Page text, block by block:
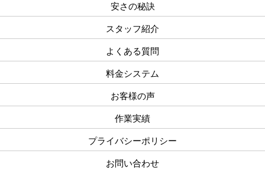
安さの秘訣
スタッフ紹介
よくある質問
料金システム
お客様の声
作業実績
プライバシーポリシー
お問い合わせ